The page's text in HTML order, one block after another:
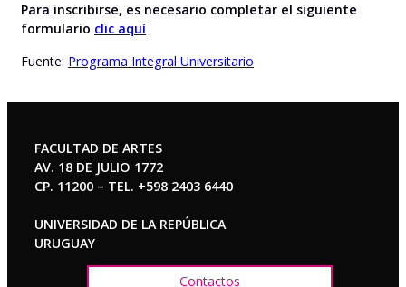
Para inscribirse, es necesario completar el siguiente
formulario clic aquí
Fuente: Programa Integral Universitario
FACULTAD DE ARTES
AV. 18 DE JULIO 1772
CP. 11200 – TEL. +598 2403 6440
UNIVERSIDAD DE LA REPÚBLICA
URUGUAY
Contactos